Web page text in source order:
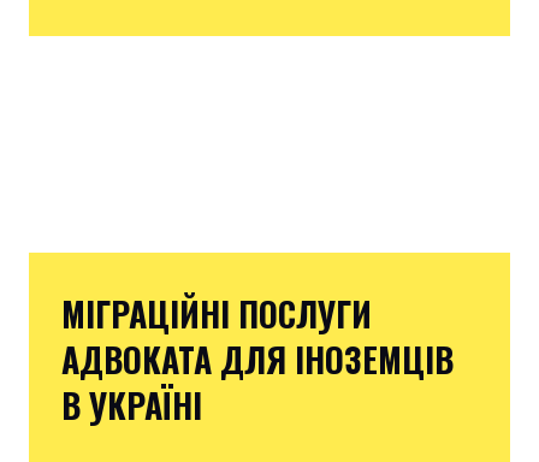
МІГРАЦІЙНІ ПОСЛУГИ
АДВОКАТА ДЛЯ ІНОЗЕМЦІВ
В УКРАЇНІ